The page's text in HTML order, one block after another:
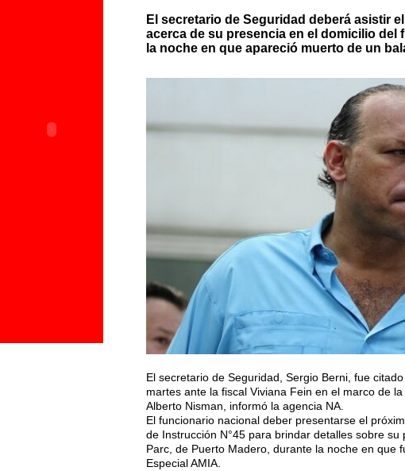
El secretario de Seguridad deberá asistir
acerca de su presencia en el domicilio
la noche en que apareció muerto de un
El secretario de Seguridad, Sergio Berni, fue
martes ante la fiscal Viviana Fein en el marco de
Alberto Nisman, informó la agencia NA.
El funcionario nacional deber presentarse el
de Instrucción N°45 para brindar detalles sobre
Parc, de Puerto Madero, durante la noche en que
Especial AMIA.